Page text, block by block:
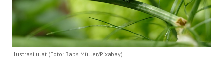
Ilustrasi ulat (Foto: Babs Müller/Pixabay)